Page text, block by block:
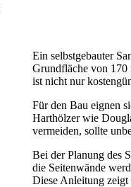
Ein selbstgebauter
Grundfläche von 170
ist nicht nur
Für den Bau eignen
Harthölzer wie
vermeiden, sollte
Bei der Planung des
die Seitenwände
Diese Anleitung zeigt